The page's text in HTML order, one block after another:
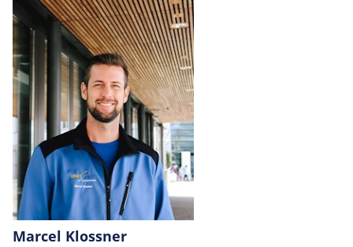
Marcel Klossner